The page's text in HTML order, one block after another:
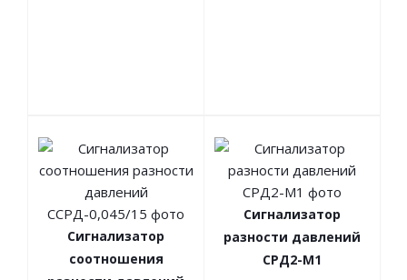
Сигнализатор
соотношения
Сигнализатор
разности давлений
СРД2-М1